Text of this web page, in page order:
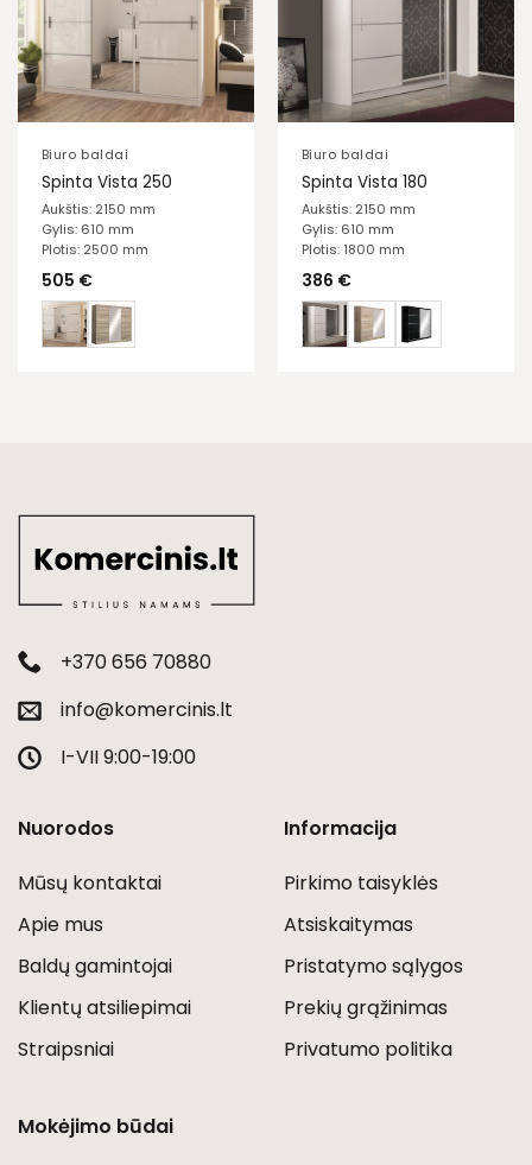
Biuro baldai
Spinta Vista 250
Aukštis: 2150 mm
Gylis: 610 mm
Plotis: 2500 mm
505 €
Biuro baldai
Spinta Vista 180
Aukštis: 2150 mm
Gylis: 610 mm
Plotis: 1800 mm
386 €
+370 656 70880
info@komercinis.lt
I-VII 9:00-19:00
Nuorodos
Mūsų kontaktai
Apie mus
Baldų gamintojai
Klientų atsiliepimai
Straipsniai
Informacija
Pirkimo taisyklės
Atsiskaitymas
Pristatymo sąlygos
Prekių grąžinimas
Privatumo politika
Mokėjimo būdai